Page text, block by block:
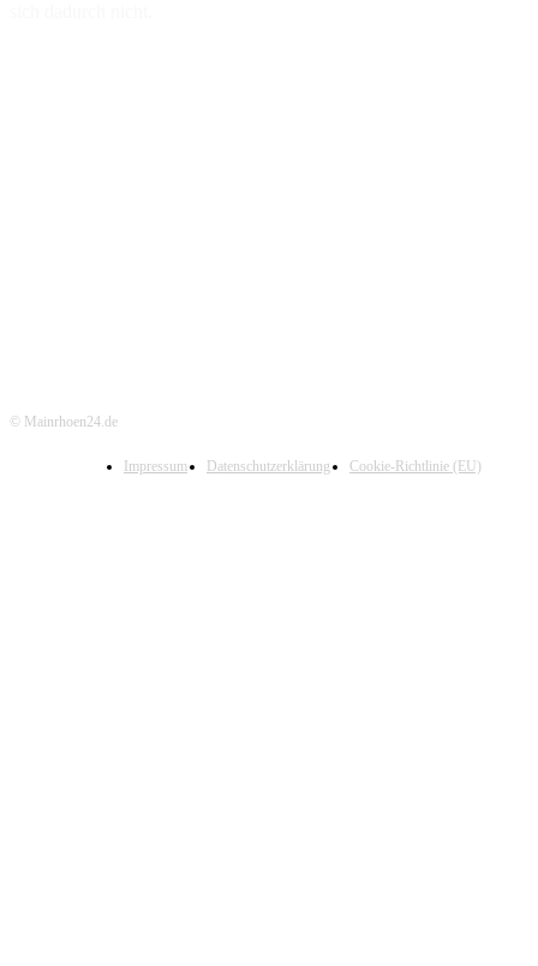
© Mainrhoen24.de
Impressum Datenschutzerklärung Cookie-Richtlinie (EU)